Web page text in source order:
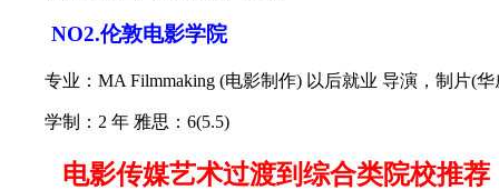
NO2.伦敦电影学院
专业：MA Filmmaking (电影制作) 以后就业 导演，制片(华
学制：2 年 雅思：6(5.5)
电影传媒艺术过渡到综合类院校推荐